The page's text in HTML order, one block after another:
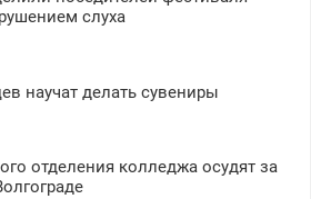
слуха
научат делать сувениры
отделения колледжа осудят за